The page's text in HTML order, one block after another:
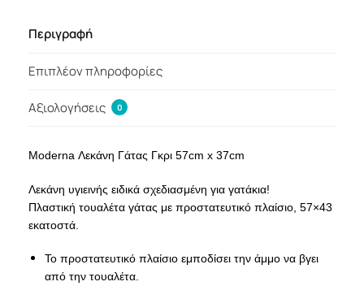
Περιγραφή
Επιπλέον πληροφορίες
Αξιολογήσεις 0
Moderna Λεκάνη Γάτας Γκρι 57cm x 37cm
Λεκάνη υγιεινής ειδικά σχεδιασμένη για γατάκια!
Πλαστική τουαλέτα γάτας με προστατευτικό πλαίσιο, 57×43
εκατοστά.
Το προστατευτικό πλαίσιο εμποδίσει την άμμο να βγει
από την τουαλέτα.